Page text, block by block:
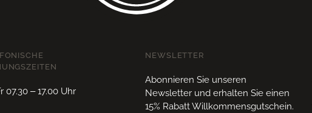
07.30 – 17.00 Uhr
NEWSLETTER
Abonnieren Sie unseren
Newsletter und erhalten Sie einen
15% Rabatt Willkommensgutschein.